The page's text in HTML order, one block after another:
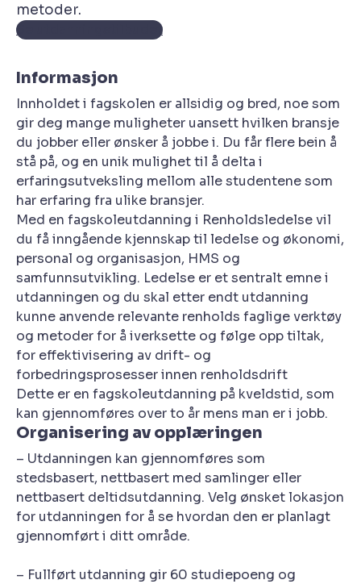
metoder.
Se utdanningstilbudet
Informasjon
Innholdet i fagskolen er allsidig og bred, noe som
gir deg mange muligheter uansett hvilken bransje
du jobber eller ønsker å jobbe i. Du får flere bein å
stå på, og en unik mulighet til å delta i
erfaringsutveksling mellom alle studentene som
har erfaring fra ulike bransjer.
Med en fagskoleutdanning i Renholdsledelse vil
du få inngående kjennskap til ledelse og økonomi,
personal og organisasjon, HMS og
samfunnsutvikling. Ledelse er et sentralt emne i
utdanningen og du skal etter endt utdanning
kunne anvende relevante renholds faglige verktøy
og metoder for å iverksette og følge opp tiltak,
for effektivisering av drift- og
forbedringsprosesser innen renholdsdrift
Dette er en fagskoleutdanning på kveldstid, som
kan gjennomføres over to år mens man er i jobb.
Organisering av opplæringen
– Utdanningen kan gjennomføres som
stedsbasert, nettbasert med samlinger eller
nettbasert deltidsutdanning. Velg ønsket lokasjon
for utdanningen for å se hvordan den er planlagt
gjennomført i ditt område.
– Fullført utdanning gir 60 studiepoeng og